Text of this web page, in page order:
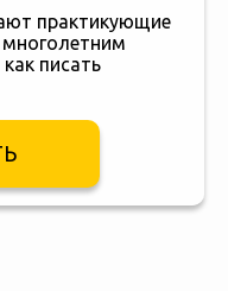
практикующие
писать